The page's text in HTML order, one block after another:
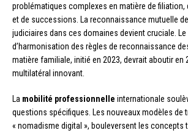
problématiques complexes en matière de filiation,
et de successions. La reconnaissance mutuelle
judiciaires dans ces domaines devient cruciale.
d’harmonisation des règles de reconnaissance
matière familiale, initié en 2023, devrait aboutir en
multilatéral innovant.
La mobilité professionnelle internationale
questions spécifiques. Les nouveaux modèles de
« nomadisme digital », bouleversent les concepts